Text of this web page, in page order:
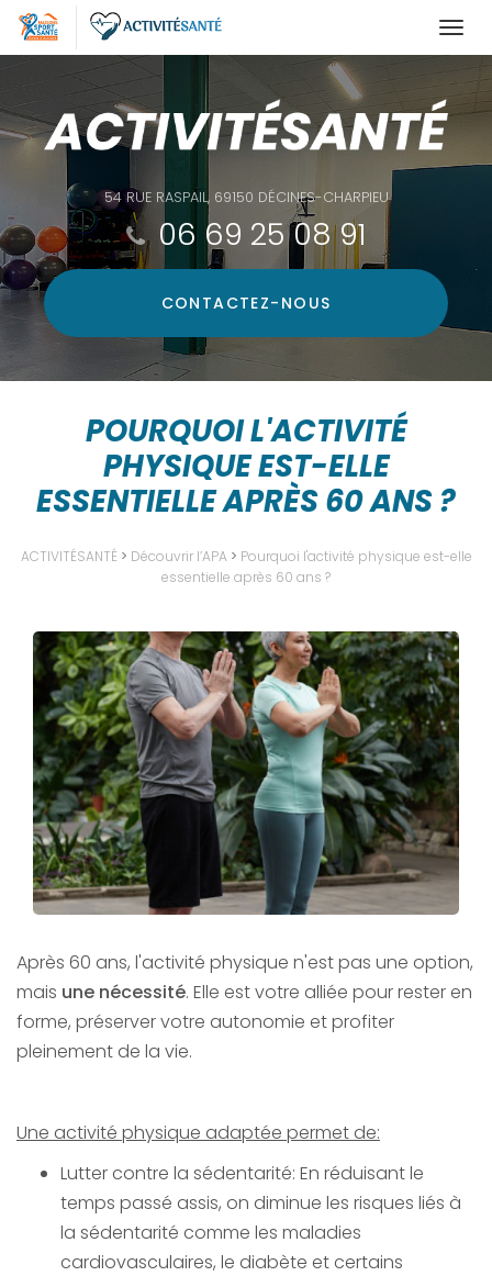
au
contenu
principal
54 RUE RASPAIL, 69150 DÉCINES-CHARPIEU
06 69 25 08 91
CONTACTEZ- NOUS
POURQUOI L'ACTIVITÉ
PHYSIQUE EST-ELLE
ESSENTIELLE APRÈS 60 ANS ?
ACTIVITÉSANTÉ > Découvrir l’APA > Pourquoi l'activité physique est-elle
essentielle après 60 ans ?
Après 60 ans, l'activité physique n'est pas une option,
mais une nécessité. Elle est votre alliée pour rester en
forme, préserver votre autonomie et profiter
pleinement de la vie.
Une activité physique adaptée permet de:
Lutter contre la sédentarité: En réduisant le
temps passé assis, on diminue les risques liés à
la sédentarité comme les maladies
cardiovasculaires, le diabète et certains